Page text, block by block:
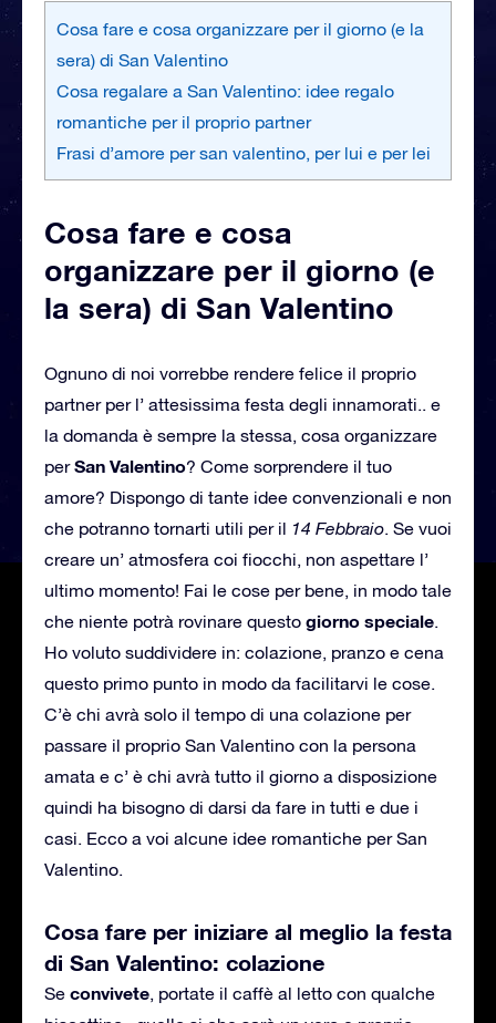
Cosa fare e cosa organizzare per il giorno (e la
sera) di San Valentino
Cosa regalare a San Valentino: idee regalo
romantiche per il proprio partner
Frasi d’amore per san valentino, per lui e per lei
Cosa fare e cosa
organizzare per il giorno (e
la sera) di San Valentino
Ognuno di noi vorrebbe rendere felice il proprio
partner per l’ attesissima festa degli innamorati.. e
la domanda è sempre la stessa, cosa organizzare
perSan Valentino? Come sorprendere il tuo
amore? Dispongo di tante idee convenzionali e non
che potranno tornarti utili per il 14 Febbraio. Se vuoi
creare un’ atmosfera coi fiocchi, non aspettare l’
ultimo momento! Fai le cose per bene, in modo tale
che niente potrà rovinare questo giorno speciale.
Ho voluto suddividere in: colazione, pranzo e cena
questo primo punto in modo da facilitarvi le cose.
C’è chi avrà solo il tempo di una colazione per
passare il proprio San Valentino con la persona
amata e c’ è chi avrà tutto il giorno a disposizione
quindi ha bisogno di darsi da fare in tutti e due i
casi. Ecco a voi alcune idee romantiche per San
Valentino.
Cosa fare per iniziare al meglio la festa
di San Valentino: colazione
Se convivete, portate il caffè al letto con qualche